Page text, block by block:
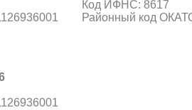
Код ИФНС: 8617
Районный код